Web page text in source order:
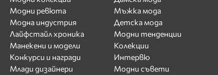
Модни ревюта
Модна индустрия
Лайфстайл хроника
Манекени и модели
Конкурси и награди
Млади дизайнери
Мъжка мода
Детска мода
Модни тенденции
Колекции
Интервю
Модни съвети